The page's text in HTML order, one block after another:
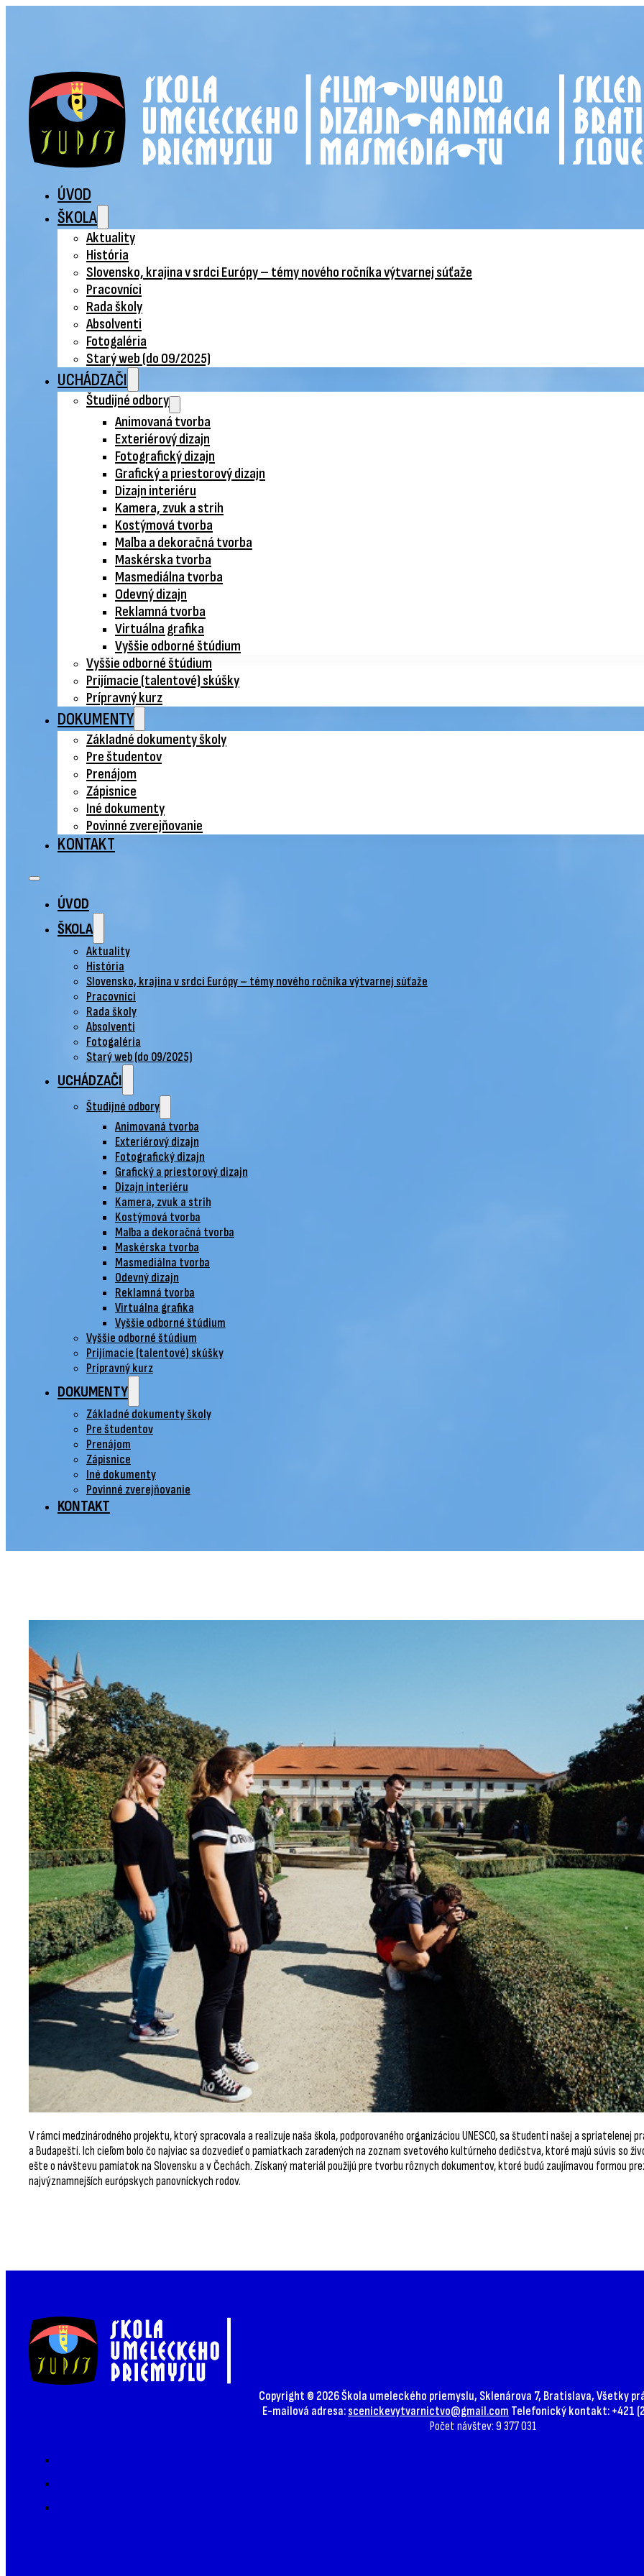
ÚVOD
ŠKOLA
Aktuality
História
Slovensko, krajina v srdci Európy – témy nového ročníka výtvarnej súťaže
Pracovníci
Rada školy
Absolventi
Fotogaléria
Starý web (do 09/2025)
UCHÁDZAČI
Študijné odbory
Animovaná tvorba
Exteriérový dizajn
Fotografický dizajn
Grafický a priestorový dizajn
Dizajn interiéru
Kamera, zvuk a strih
Kostýmová tvorba
Maľba a dekoračná tvorba
Maskérska tvorba
Masmediálna tvorba
Odevný dizajn
Reklamná tvorba
Virtuálna grafika
Vyššie odborné štúdium
Vyššie odborné štúdium
Prijímacie (talentové) skúšky
Prípravný kurz
DOKUMENTY
Základné dokumenty školy
Pre študentov
Prenájom
Zápisnice
Iné dokumenty
Povinné zverejňovanie
KONTAKT
ÚVOD
ŠKOLA
Aktuality
História
Slovensko, krajina v srdci Európy – témy nového ročníka výtvarnej súťaže
Pracovníci
Rada školy
Absolventi
Fotogaléria
Starý web (do 09/2025)
UCHÁDZAČI
Študijné odbory
Animovaná tvorba
Exteriérový dizajn
Fotografický dizajn
Grafický a priestorový dizajn
Dizajn interiéru
Kamera, zvuk a strih
Kostýmová tvorba
Maľba a dekoračná tvorba
Maskérska tvorba
Masmediálna tvorba
Odevný dizajn
Reklamná tvorba
Virtuálna grafika
Vyššie odborné štúdium
Vyššie odborné štúdium
Prijímacie (talentové) skúšky
Prípravný kurz
DOKUMENTY
Základné dokumenty školy
Pre študentov
Prenájom
Zápisnice
Iné dokumenty
Povinné zverejňovanie
KONTAKT
V rámci medzinárodného projektu, ktorý spracovala a realizuje naša škola, podporovaného organizáciou UNESCO, sa študenti našej a spriatelenej
a Budapešti. Ich cieľom bolo čo najviac sa dozvedieť o pamiatkach zaradených na zoznam svetového kultúrneho dedičstva, ktoré majú súvis so
ešte o návštevu pamiatok na Slovensku a v Čechách. Získaný materiál použijú pre tvorbu rôznych dokumentov, ktoré budú zaujímavou formou
najvýznamnejších európskych panovníckych rodov.
Copyright © 2026 Škola umeleckého priemyslu, Sklenárova 7, Bratislava, Všetky
E-mailová adresa:scenickevytvarnictvo@gmail.com Telefonický kontakt: +421
Počet návštev: 9 377 031